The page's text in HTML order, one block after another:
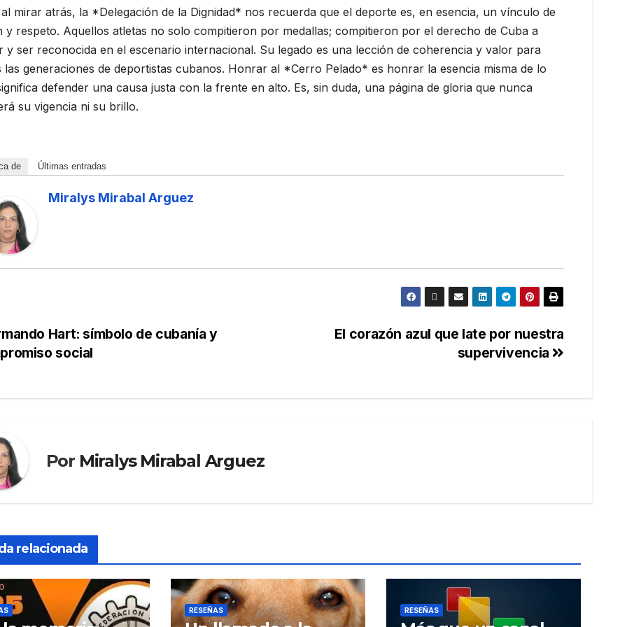
in
a las
COMENTARIOS
Piragüistas
cubanos
regresan de
nueve
medallas y
mirar atrás, la *Delegación de la Dignidad* nos recuerda que el deporte es, en esencia, un vínculo de
y respeto. Aquellos atletas no solo compitieron por medallas; compitieron por el derecho de Cuba a
y ser reconocida en el escenario internacional. Su legado es una lección de coherencia y valor para
las generaciones de deportistas cubanos. Honrar al *Cerro Pelado* es honrar la esencia misma de lo
defender una causa justa con la frente en alto. Es, sin duda, una página de gloria que nunca
su vigencia ni su brillo.
de Últimas entradas
Miralys Mirabal Arguez
El corazón azul que late por nuestra
supervivencia
Hart: símbolo de cubanía y
social
Por Miralys Mirabal Arguez
relacionada
RESEÑAS RESEÑAS